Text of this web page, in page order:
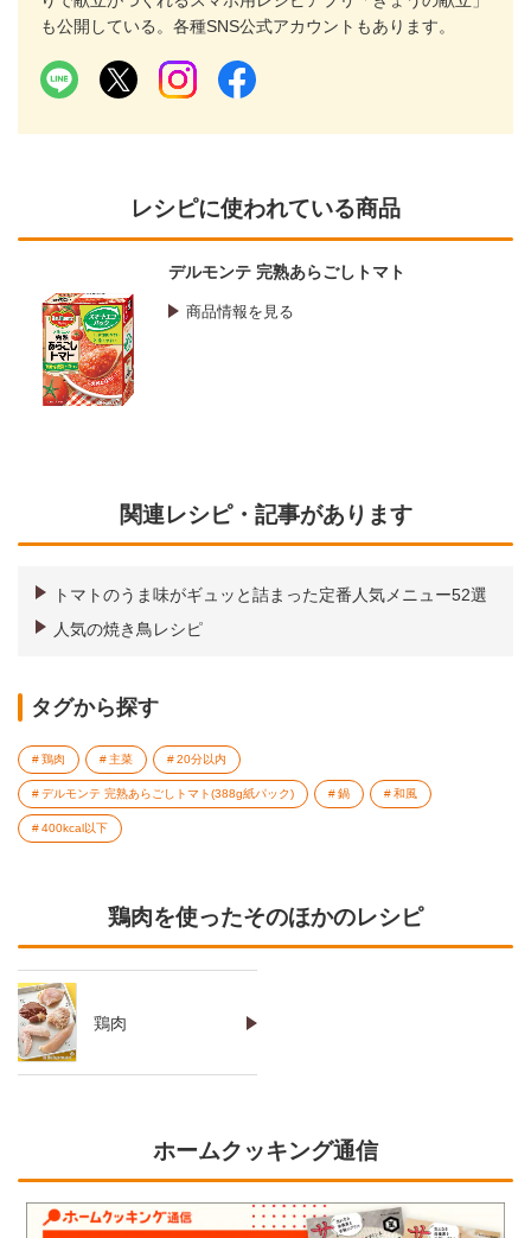
も公開している。各種SNS公式アカウントもあります。
レシピに使われている商品
デルモンテ 完熟あらごしトマト
商品情報を見る
関連レシピ・記事があります
トマトのうま味がギュッと詰まった定番人気メニュー52選
人気の焼き鳥レシピ
タグから探す
鶏肉 主菜 20分以内
デルモンテ 完熟あらごしトマト(388g紙パック) 鍋 和風
400kcal以下
鶏肉を使ったそのほかのレシピ
鶏肉
ホームクッキング通信